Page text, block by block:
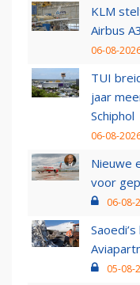
KLM
Airbus
06-08-
TUI
jaar
Schiphol
06-08-
Nieuwe
voor
06-08-
05-08-